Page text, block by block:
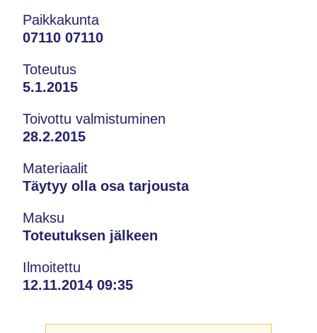
Paikkakunta
07110 07110
Toteutus
5.1.2015
Toivottu valmistuminen
28.2.2015
Materiaalit
Täytyy olla osa tarjousta
Maksu
Toteutuksen jälkeen
Ilmoitettu
12.11.2014 09:35